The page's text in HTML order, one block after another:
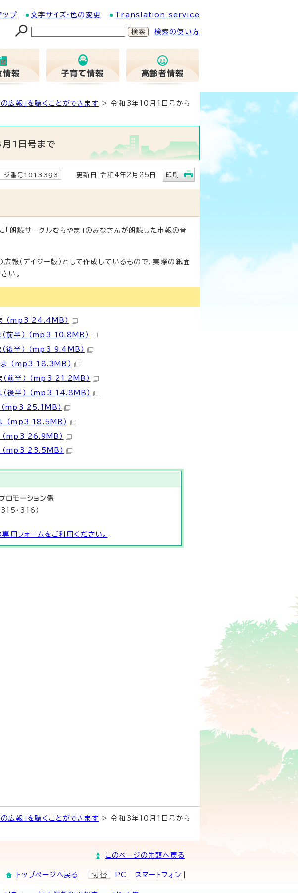
ップ 文字サイズ・色の変更 Translation service
検索の使い方
の広報」を聴くことができます > 令和3年10月1日号から
1日号まで
ジ番号1013393 更新日 令和4年2月25日 印刷
朗読サークルむらやま」のみなさんが朗読した市報の音
報（デイジー版）として作成しているもので、実際の紙面
い。
（mp3 24.4MB）
前半） （mp3 10.8MB）
後半） （mp3 9.4MB）
（mp3 18.3MB）
前半） （mp3 21.2MB）
後半） （mp3 14.8MB）
mp3 25.1MB）
（mp3 18.5MB）
mp3 26.9MB）
mp3 23.5MB）
ロモーション係
315・316）
用フォームをご利用ください。
の広報」を聴くことができます > 令和3年10月1日号から
このページの先頭へ戻る
トップページへ戻る 切替 PC スマートフォン